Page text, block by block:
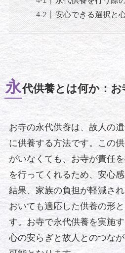
安心できる選択と
永代供養とは何か：
お寺の永代供養は、故人の
に供養する方法です。この
がいなくても、お寺が責任
を行ってくれるため、安心
結果、家族の負担が軽減さ
おいても適応した供養の形
す。お寺で永代供養を実施
心の安らぎと故人とのつな